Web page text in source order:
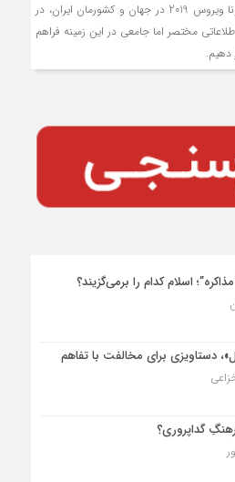
با توجه به شیوع و گسترش کرونا ویروس 2019 در جهان و کشورمان ایران، در
مختصر اما جامعی در این زمینه فراهم
دهیم.
اسلام کدام را برمی‌گزیند؟
دستاویزی برای مخالفت با تفاهم
گداپروری؟